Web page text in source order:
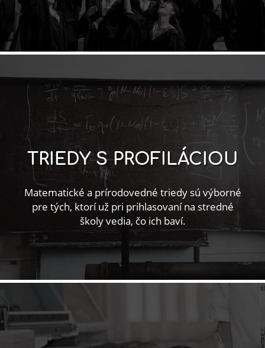
Matematické a prírodovedné triedy sú výborné
pre tých, ktorí už pri prihlasovaní na stredné
školy vedia, čo ich baví.
TRIEDY S PROFILÁCIOU